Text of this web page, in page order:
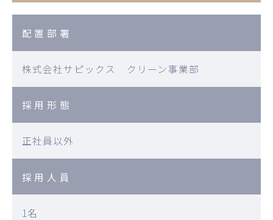
配置部署
株式会社サピックス クリーン事業部
採用形態
正社員以外
採用人員
1名